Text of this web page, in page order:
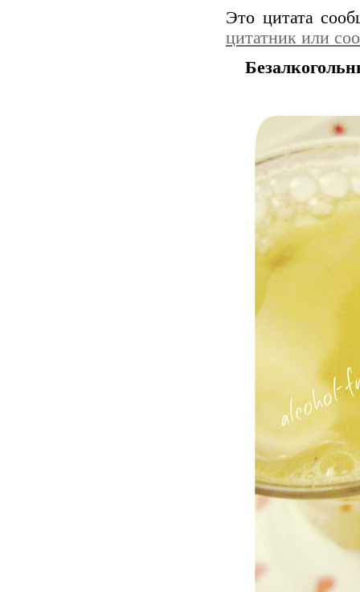
Это цитата
цитатник или